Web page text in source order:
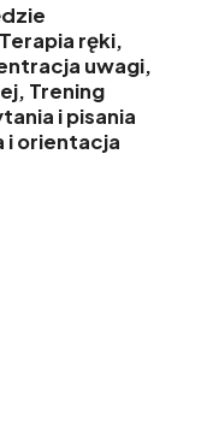
ręki,
uwagi,
Trening
i pisania
i orientacja